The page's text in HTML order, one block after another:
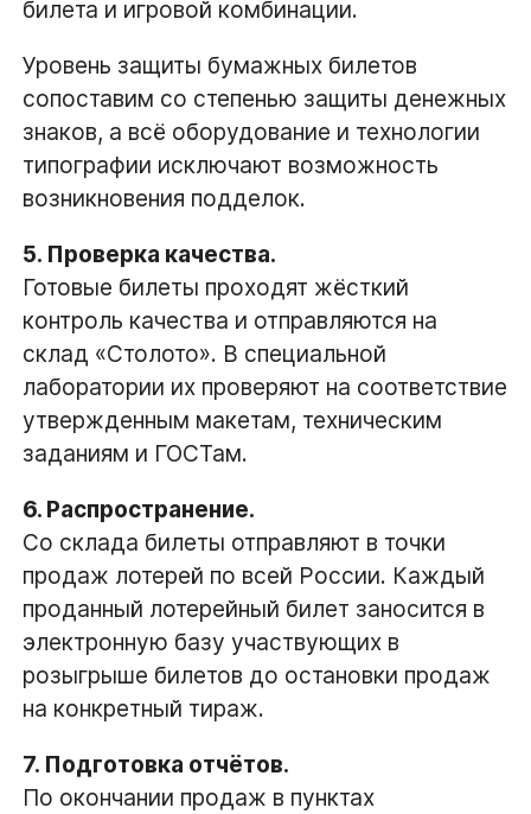
билета и игровой комбинации.
Уровень защиты бумажных билетов
сопоставим со степенью защиты денежных
знаков, а всё оборудование и технологии
типографии исключают возможность
возникновения подделок.
5. Проверка качества.
Готовые билеты проходят жёсткий
контроль качества и отправляются на
склад «Столото». В специальной
лаборатории их проверяют на соответствие
утвержденным макетам, техническим
заданиям и ГОСТам.
6. Распространение.
Со склада билеты отправляют в точки
продаж лотерей по всей России. Каждый
проданный лотерейный билет заносится в
электронную базу участвующих в
розыгрыше билетов до остановки продаж
на конкретный тираж.
7. Подготовка отчётов.
По окончании продаж в пунктах